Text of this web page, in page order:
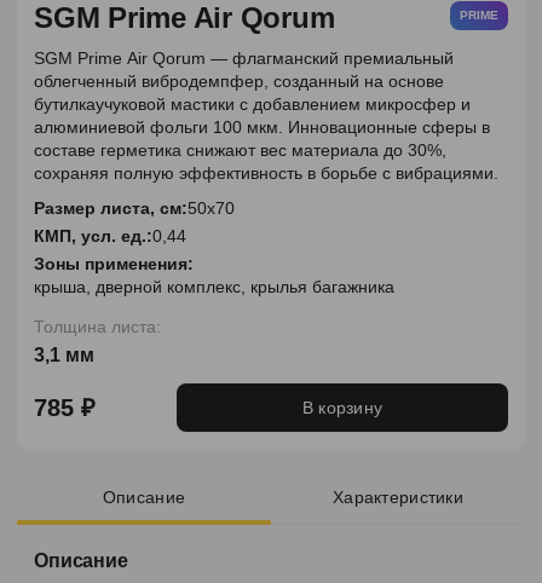
SGM Prime Air Qorum PRIME
SGM Prime Air Qorum — флагманский премиальный
облегченный вибродемпфер, созданный на основе
бутилкаучуковой мастики с добавлением микросфер и
алюминиевой фольги 100 мкм. Инновационные сферы в
составе герметика снижают вес материала до 30%,
сохраняя полную эффективность в борьбе с вибрациями.
Размер листа, см:50x70
КМП, усл. ед.:0,44
Зоны применения:
крыша, дверной комплекс, крылья багажника
Толщина листа:
3,1 мм
785 ₽ В корзину
Описание Характеристики
Описание